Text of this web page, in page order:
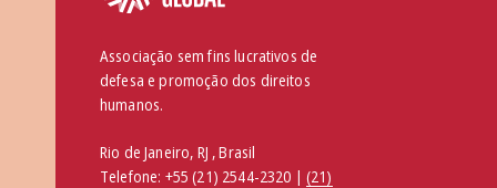
Associação sem fins lucrativos de
defesa e promoção dos direitos
humanos.
Rio de Janeiro, RJ , Brasil
Telefone: +55 (21) 2544-2320 | (21)